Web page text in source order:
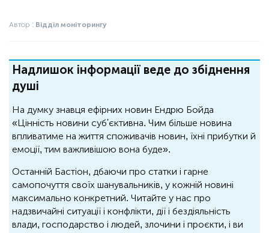
Автор : Відділ моніторингу
Надлишок інформації веде до збіднення
душі
На думку знавця ефірних новин Ендрю Бойда
«Цінність новини суб'єктивна. Чим більше новина
впливатиме на життя споживачів новин, їхні прибутки й
емоції, тим важливішою вона буде».
Останній Бастіон, дбаючи про статки і гарне
самопочуття своїх шанувальників, у кожній новині
максимально конкретний. Читайте у нас про
надзвичайні ситуації і конфлікти, дії і бездіяльність
влади, господарство і людей, злочини і проєкти, і ви